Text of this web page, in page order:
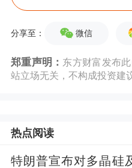
供需适配、算电
利用起来，有效满
分享至： 微信
郑重声明： 东方财富发布
站立场无关，不构成投资建
热点阅读
特朗普宣布对多晶硅